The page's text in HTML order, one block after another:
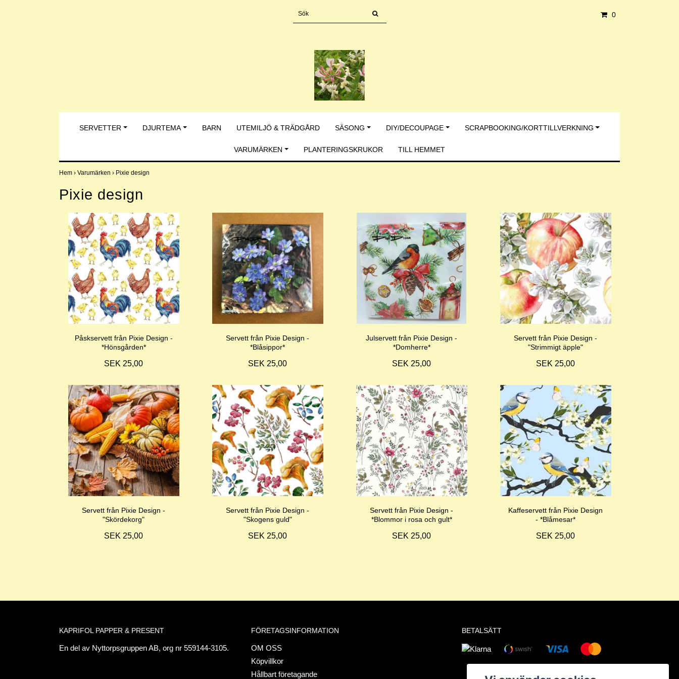
0
SERVETTER DJURTEMA BARN UTEMILJÖ & TRÄDGÅRD SÄSONG DIY/DECOUPAGE SCRAPBOOKING/KORTTILLVERKNING
VARUMÄRKEN PLANTERINGSKRUKOR TILL HEMMET
Hem › Varumärken › Pixie design
Pixie design
Påskservett från Pixie Design -
*Hönsgården*
SEK 25,00
Servett från Pixie Design -
*Blåsippor*
SEK 25,00
Julservett från Pixie Design -
*Domherre*
SEK 25,00
Servett från Pixie Design -
"Strimmigt äpple"
SEK 25,00
Servett från Pixie Design -
"Skördekorg"
SEK 25,00
Servett från Pixie Design -
"Skogens guld"
SEK 25,00
Servett från Pixie Design -
*Blommor i rosa och gult*
SEK 25,00
Kaffeservett från Pixie Design
- *Blåmesar*
SEK 25,00
KAPRIFOL PAPPER & PRESENT
En del av Nyttorpsgruppen AB, org nr 559144-3105.
FÖRETAGSINFORMATION
OM OSS
Köpvillkor
Hållbart företagande
BETALSÄTT